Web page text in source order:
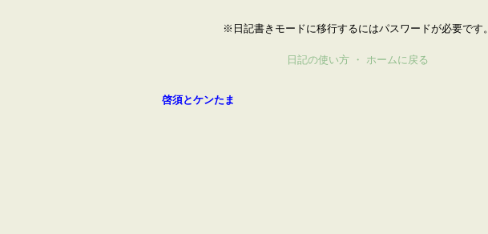
※日記書きモードに移行するにはパスワードが必要です。
日記の使い方 ・ ホームに戻る
啓須とケンたま